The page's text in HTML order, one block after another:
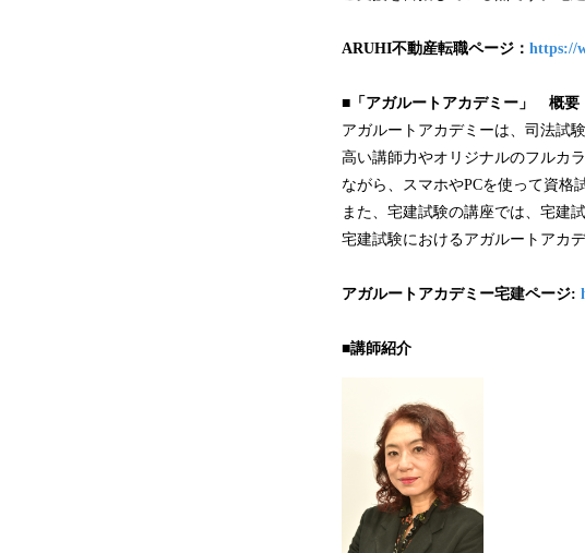
ARUHI不動産転職ページ： https://
■「アガルートアカデミー」 概要
アガルートアカデミーは、司法試
高い講師力やオリジナルのフルカ
ながら、スマホやPCを使って資格
また、宅建試験の講座では、宅建
宅建試験におけるアガルートアカ
アガルートアカデミー宅建ページ:
■講師紹介